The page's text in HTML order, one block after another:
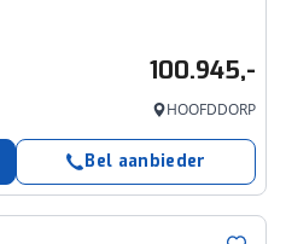
100.945,-
HOOFDDORP
Bel aanbieder